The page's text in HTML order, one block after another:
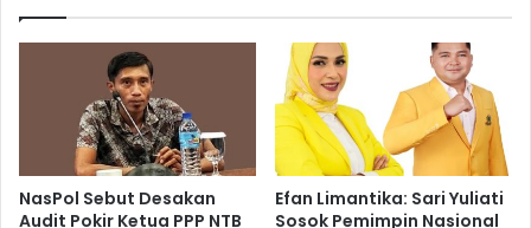
NasPol Sebut Desakan
Audit Pokir Ketua PPP NTB
Efan Limantika: Sari Yuliati
Sosok Pemimpin Nasional